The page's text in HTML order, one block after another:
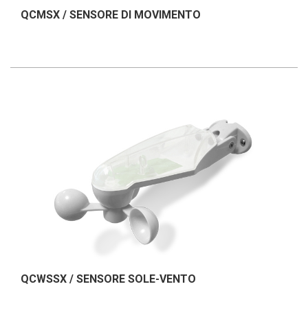
QCMSX / SENSORE DI MOVIMENTO
QCWSSX / SENSORE SOLE-VENTO